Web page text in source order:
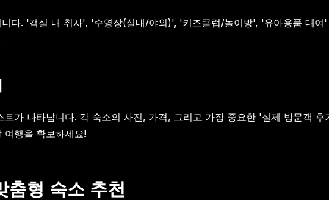
다. '객실 내 취사', '수영장(실내/야외)', '키즈클럽/놀이방', '유아용품 대
가 나타납니다. 각 숙소의 사진, 가격, 그리고 가장 중요한 '실제 방문객
여행을 확보하세요!
춤형 숙소 추천